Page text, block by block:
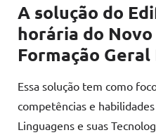
A solução do
horária do
Formação Geral
Essa solução tem como
competências e
Linguagens e suas